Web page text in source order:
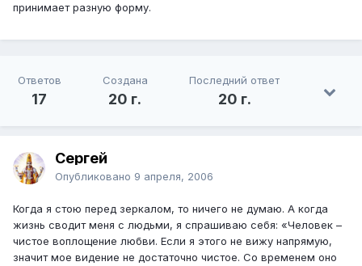
принимает разную форму.
Ответов
17
Создана
20 г.
Последний ответ
20 г.
Сергей
Опубликовано 9 апреля, 2006
Когда я стою перед зеркалом, то ничего не думаю. А когда
жизнь сводит меня с людьми, я спрашиваю себя: «Человек –
чистое воплощение любви. Если я этого не вижу напрямую,
значит мое видение не достаточно чистое. Со временем оно